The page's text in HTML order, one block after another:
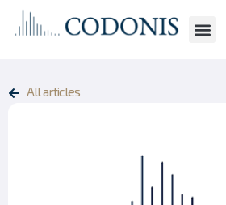
All articles